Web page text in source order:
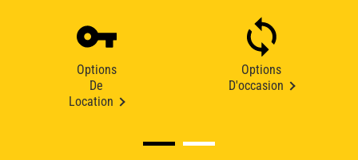
Options
De
Location
Options
D'occasion